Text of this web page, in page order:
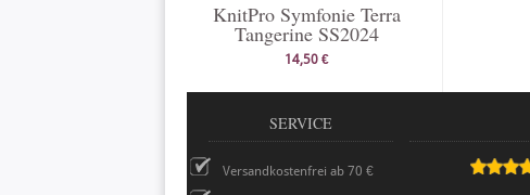
KnitPro Symfonie Terra
Tangerine SS2024
14,50 €
SERVICE
Versandkostenfrei ab 70 €